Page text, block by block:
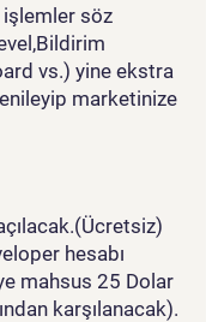
söz
vs.) yine ekstra
marketinize
hesabı
mahsus 25 Dolar
karşılanacak).